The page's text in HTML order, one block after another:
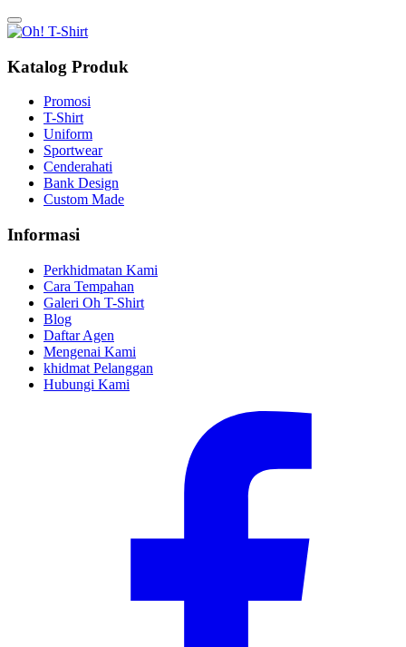
Katalog Produk
Promosi
T-Shirt
Uniform
Sportwear
Cenderahati
Bank Design
Custom Made
Informasi
Perkhidmatan Kami
Cara Tempahan
Galeri Oh T-Shirt
Blog
Daftar Agen
Mengenai Kami
khidmat Pelanggan
Hubungi Kami